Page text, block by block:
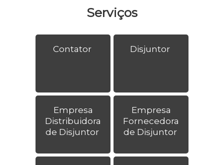
Serviços
Contator Disjuntor
Empresa
Distribuidora
de Disjuntor
Empresa
Fornecedora
de Disjuntor